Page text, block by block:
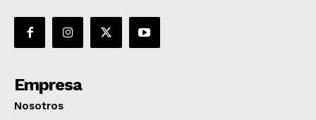
Empresa
Nosotros